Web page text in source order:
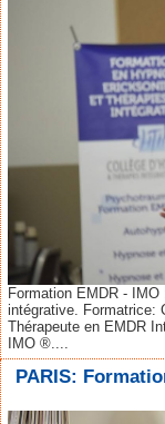
Formation EMDR -
intégrative. Formatrice:
Thérapeute en EMDR
IMO ®....
PARIS: